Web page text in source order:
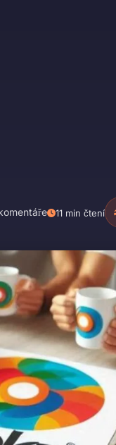
11 min čtení